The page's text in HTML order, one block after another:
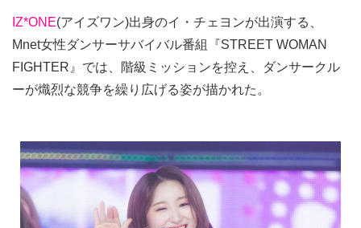
IZ*ONE(アイズワン)出身のイ・チェヨンが出演する、
Mnet女性ダンサーサバイバル番組『STREET WOMAN
FIGHTER』では、階級ミッションを控え、ダンサークル
ーが熾烈な競争を繰り広げる姿が描かれた。